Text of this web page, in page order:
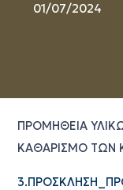
01/07/2024
ΠΡΟΜΗΘΕΙΑ
ΚΑΘΑΡΙΣΜΟ ΤΩΝ